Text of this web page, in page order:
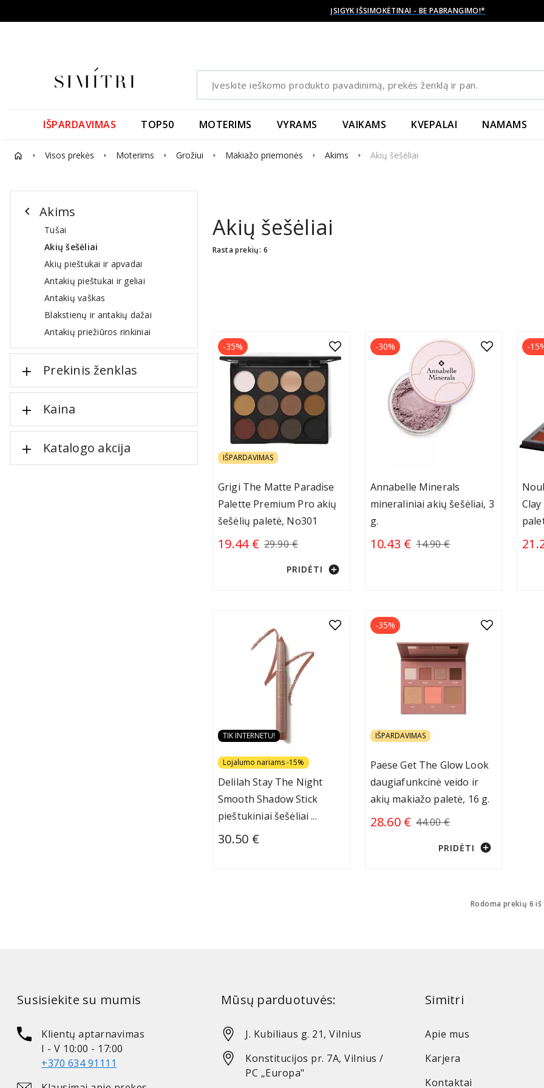
ĮSIGYK IŠSIMOKĖTINAI - BE PABRANGIMO!*
IŠPARDAVIMAS TOP50 MOTERIMS VYRAMS VAIKAMS KVEPALAI NAMAMS
arrow_right Visos prekės arrow_right Moterims arrow_right Grožiui arrow_right Makiažo priemonės arrow_right Akims arrow_right Akių šešėliai
chevron_left Akims
Tušai
Akių šešėliai
Akių pieštukai ir apvadai
Antakių pieštukai ir geliai
Antakių vaškas
Blakstienų ir antakių dažai
Antakių priežiūros rinkiniai
Prekinis ženklas
Kaina
Katalogo akcija
Akių šešėliai
Rasta prekių: 6
IŠPARDAVIMAS
Grigi The Matte Paradise
Palette Premium Pro akių
šešėlių paletė, No301
19.44 € 29.90 €
-35%
PRIDĖTI add_circle
Annabelle Minerals
mineraliniai akių šešėliai, 3
g.
10.43 € 14.90 €
-30% -
TIK INTERNETU!
Lojalumo nariams -15%
Delilah Stay The Night
Smooth Shadow Stick
pieštukiniai šešėliai ...
30.50 €
IŠPARDAVIMAS
Paese Get The Glow Look
daugiafunkcinė veido ir
akių makiažo paletė, 16 g.
28.60 € 44.00 €
-35%
PRIDĖTI add_circle
Rodoma prekių 6 iš
Susisiekite su mumis
Klientų aptarnavimas
I - V 10:00 - 17:00
+370 634 91111
Mūsų parduotuvės:
J. Kubiliaus g. 21, Vilnius
Konstitucijos pr. 7A, Vilnius /
PC „Europa"
Simitri
Apie mus
Karjera
Kontaktai